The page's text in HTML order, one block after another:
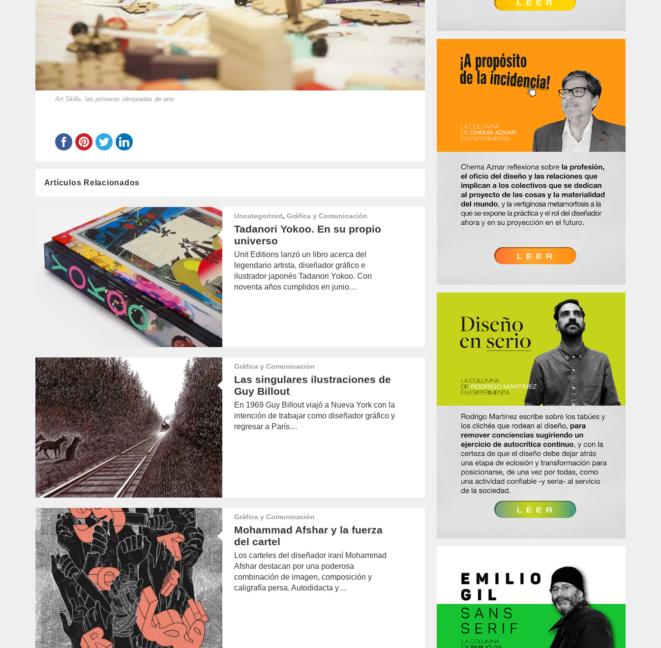
Art Skills, las primeras olimpiadas de arte
Artículos Relacionados
Uncategorized,Gráfica y Comunicación
Tadanori Yokoo. En su propio
universo
Unit Editions lanzó un libro acerca del
legendario artista, diseñador gráfico e
ilustrador japonés Tadanori Yokoo. Con
noventa años cumplidos en junio…
Gráfica y Comunicación
Las singulares ilustraciones de
Guy Billout
En 1969 Guy Billout viajó a Nueva York con la
intención de trabajar como diseñador gráfico y
regresar a París…
Gráfica y Comunicación
Mohammad Afshar y la fuerza
del cartel
Los carteles del diseñador iraní Mohammad
Afshar destacan por una poderosa
combinación de imagen, composición y
caligrafía persa. Autodidacta y…